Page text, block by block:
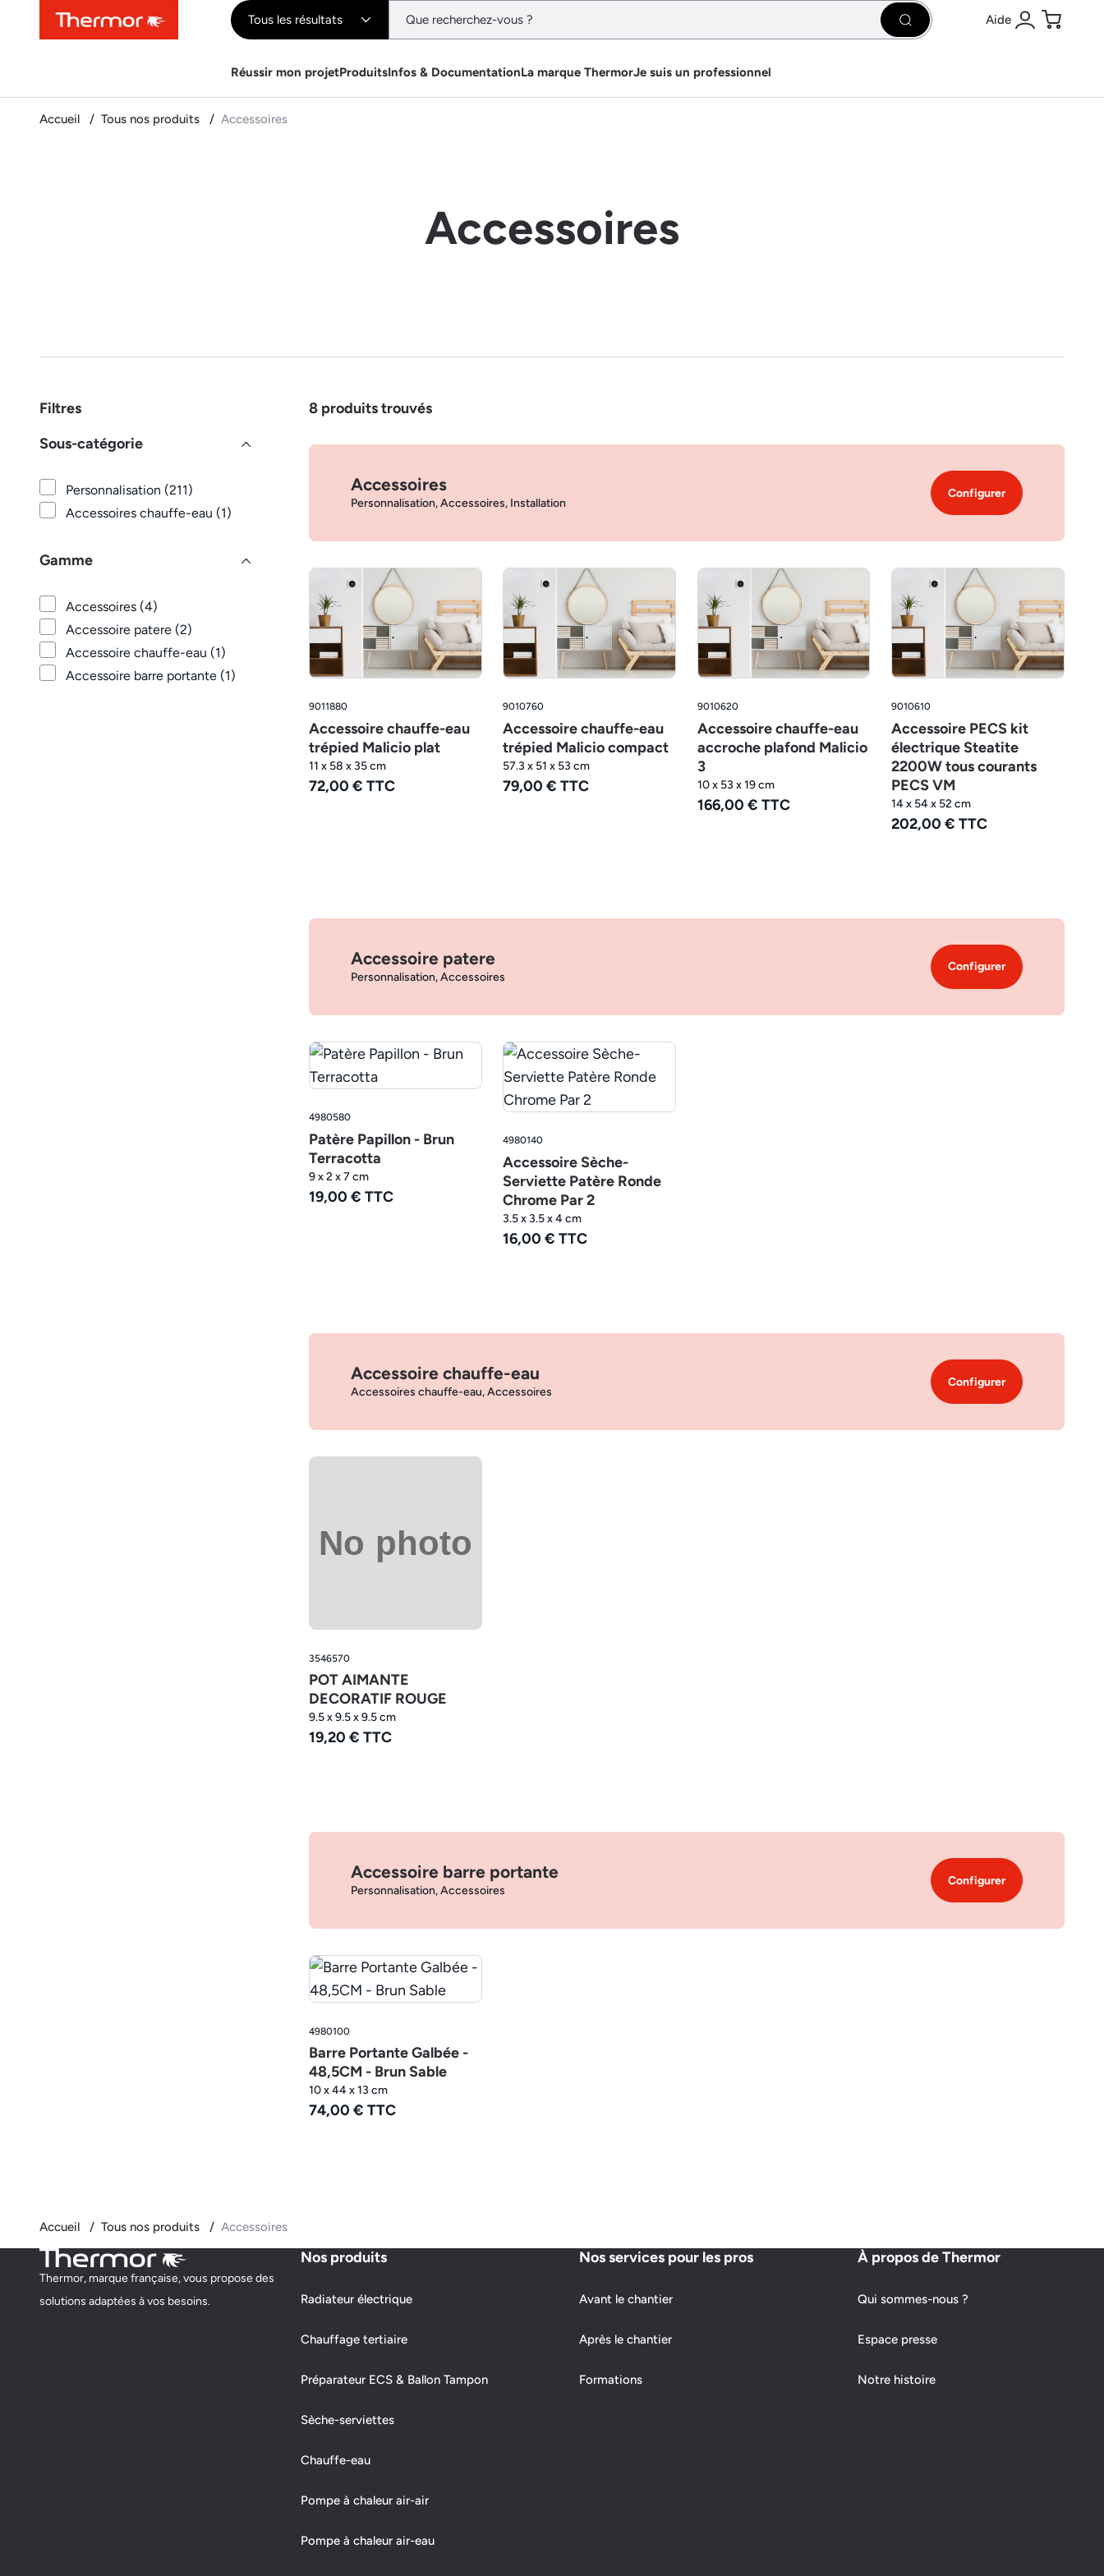
ContenuMenuRecherche Tous les résultats Rechercher Aide
Se connecter
Panier
Réussir mon projetProduitsInfos & DocumentationLa marque ThermorJe suis un professionnel
Accueil Tous nos produits Accessoires
Accessoires
Filtres
Sous-catégorie
Personnalisation (211)
Accessoires chauffe-eau (1)
Gamme
Accessoires (4)
Accessoire patere (2)
Accessoire chauffe-eau (1)
Accessoire barre portante (1)
8 produits trouvés
Accessoires
Personnalisation, Accessoires, Installation
Configurer
9011880
Accessoire chauffe-eau
trépied Malicio plat
11 x 58 x 35 cm
72,00 € TTC
9010760
Accessoire chauffe-eau
trépied Malicio compact
57.3 x 51 x 53 cm
79,00 € TTC
9010620
Accessoire chauffe-eau
accroche plafond Malicio
3
10 x 53 x 19 cm
166,00 € TTC
9010610
Accessoire PECS kit
électrique Steatite
2200W tous courants
PECS VM
14 x 54 x 52 cm
202,00 € TTC
Accessoire patere
Personnalisation, Accessoires
Configurer
4980580
Patère Papillon - Brun
Terracotta
9 x 2 x 7 cm
19,00 € TTC
4980140
Accessoire Sèche-
Serviette Patère Ronde
Chrome Par 2
3.5 x 3.5 x 4 cm
16,00 € TTC
Accessoire chauffe-eau
Accessoires chauffe-eau, Accessoires
Configurer
3546570
POT AIMANTE
DECORATIF ROUGE
9.5 x 9.5 x 9.5 cm
19,20 € TTC
Accessoire barre portante
Personnalisation, Accessoires
Configurer
4980100
Barre Portante Galbée -
48,5CM - Brun Sable
10 x 44 x 13 cm
74,00 € TTC
Accueil Tous nos produits Accessoires
Thermor, marque française, vous propose des
solutions adaptées à vos besoins.
Nos produits
Radiateur électrique
Chauffage tertiaire
Préparateur ECS & Ballon Tampon
Sèche-serviettes
Chauffe-eau
Pompe à chaleur air-air
Pompe à chaleur air-eau
Nos services pour les pros
Avant le chantier
Après le chantier
Formations
À propos de Thermor
Qui sommes-nous ?
Espace presse
Notre histoire